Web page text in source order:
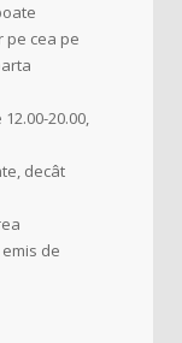
pe cea pe
20.00,
decât
de